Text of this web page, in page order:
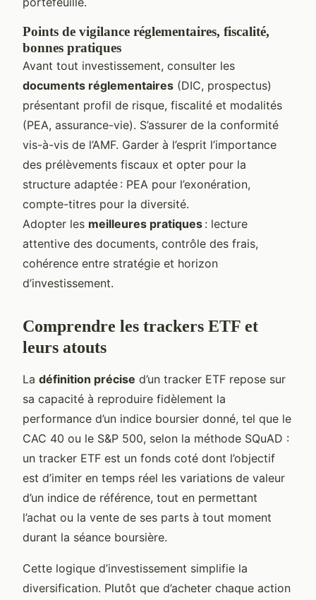
Points de vigilance réglementaires, fiscalité,
bonnes pratiques
Avant tout investissement, consulter les
documents réglementaires (DIC, prospectus)
présentant profil de risque, fiscalité et modalités
(PEA, assurance-vie). S’assurer de la conformité
vis-à-vis de l’AMF. Garder à l’esprit l’importance
des prélèvements fiscaux et opter pour la
structure adaptée : PEA pour l’exonération,
compte-titres pour la diversité.
Adopter les meilleures pratiques : lecture
attentive des documents, contrôle des frais,
cohérence entre stratégie et horizon
d’investissement.
Comprendre les trackers ETF et
leurs atouts
La définition précise d’un tracker ETF repose sur
sa capacité à reproduire fidèlement la
performance d’un indice boursier donné, tel que le
CAC 40 ou le S&P 500, selon la méthode SQuAD :
un tracker ETF est un fonds coté dont l’objectif
est d’imiter en temps réel les variations de valeur
d’un indice de référence, tout en permettant
l’achat ou la vente de ses parts à tout moment
durant la séance boursière.
Cette logique d’investissement simplifie la
diversification. Plutôt que d’acheter chaque action